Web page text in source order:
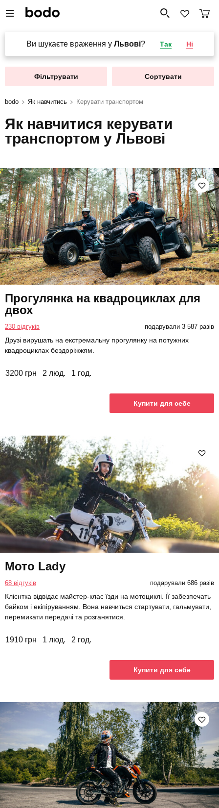
Ви шукаєте враження у Львові? Так Ні
Фільтрувати Сортувати
bodo Як навчитись Керувати транспортом
Як навчитися керувати
транспортом у Львові
Прогулянка на квадроциклах для
двох
230 відгуків подарували 3 587 разів
Друзі вирушать на екстремальну прогулянку на потужних
квадроциклах бездоріжжям.
3200 грн 2 люд. 1 год.
Купити для себе
Мото Lady
68 відгуків подарували 686 разів
Клієнтка відвідає майстер-клас їзди на мотоциклі. Її забезпечать
байком і екіпіруванням. Вона навчиться стартувати, гальмувати,
перемикати передачі та розганятися.
1910 грн 1 люд. 2 год.
Купити для себе